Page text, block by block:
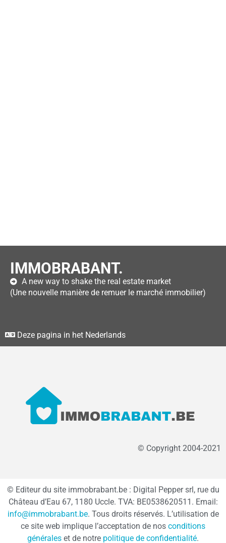
IMMOBRABANT.
A new way to shake the real estate market
(Une nouvelle manière de remuer le marché immobilier)
Deze pagina in het Nederlands
© Copyright 2004-2021
© Editeur du site immobrabant.be : Digital Pepper srl, rue du
Château d’Eau 67, 1180 Uccle. TVA: BE0538620511. Email:
info@immobrabant.be. Tous droits réservés. L’utilisation de
ce site web implique l’acceptation de nos conditions
générales et de notre politique de confidentialité.